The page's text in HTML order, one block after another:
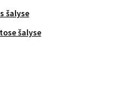
šalyse
šalyse